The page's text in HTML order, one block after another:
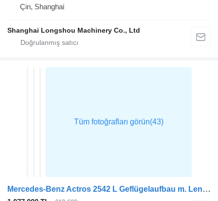
Çin, Shanghai
Shanghai Longshou Machinery Co., Ltd
Mercedes-Benz Actros 2542 L Geflügelaufbau m. Lenkachse